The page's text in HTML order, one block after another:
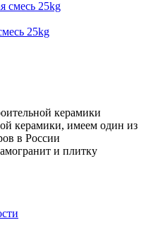
25kg
керамики
керамики, имеем один из
в России
и плитку